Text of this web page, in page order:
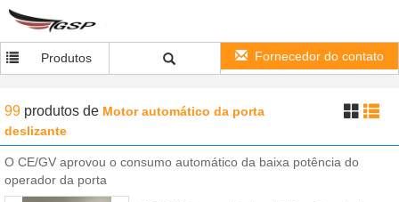
Produtos Fornecedor do contato
99 produtos de Motor automático da porta
deslizante
O CE/GV aprovou o consumo automático da baixa potência do
operador da porta